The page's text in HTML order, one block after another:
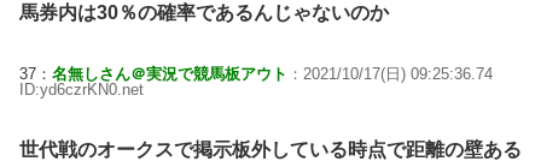
馬券内は30％の確率であるんじゃないのか
37： 名無しさん＠実況で競馬板アウト ：2021/10/17(日) 09:25:36.74
ID:yd6czrKN0.net
世代戦のオークスで掲示板外している時点で距離の壁ある